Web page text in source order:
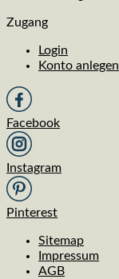
Zugang
Login
Konto anlegen
Facebook
Instagram
Pinterest
Sitemap
Impressum
AGB